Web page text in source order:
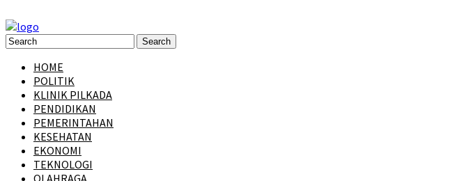
HOME
POLITIK
KLINIK PILKADA
PENDIDIKAN
PEMERINTAHAN
KESEHATAN
EKONOMI
TEKNOLOGI
OLAHRAGA